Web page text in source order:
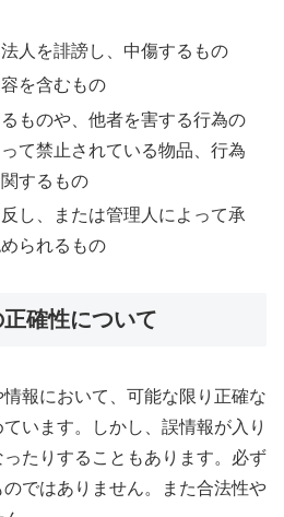
人を誹謗し、中傷するもの
を含むもの
ものや、他者を害する行為の
て禁止されている物品、行為
するもの
し、または管理人によって承
られるもの
確性について
報において、可能な限り正確な
います。しかし、誤情報が入り
たりすることもあります。必ず
ではありません。また合法性や